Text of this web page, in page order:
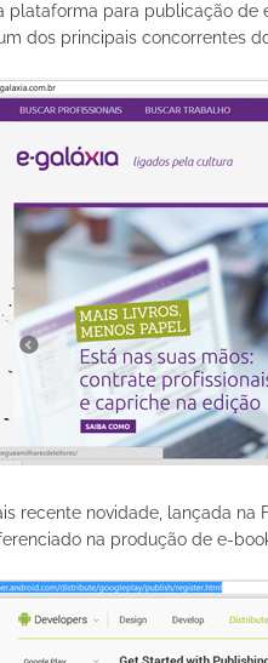
plataforma para publicação de
um dos principais concorrentes
recente novidade, lançada
na produção de e-